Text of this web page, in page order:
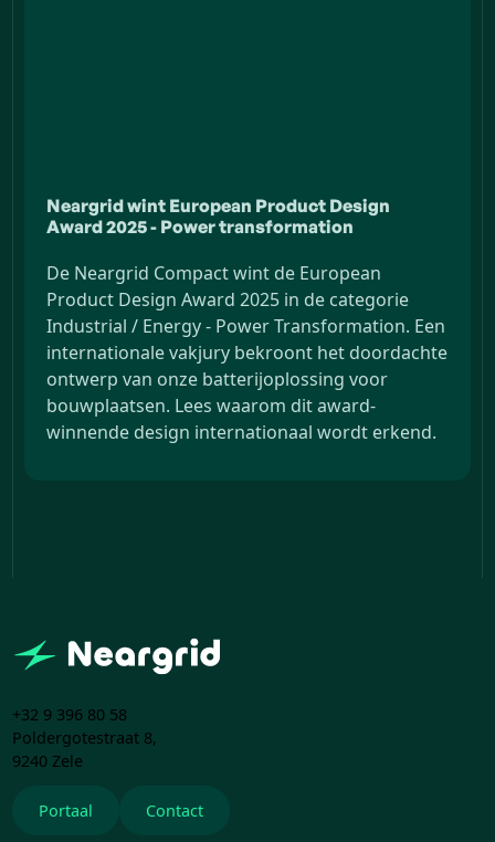
Neargrid wint European Product Design
Award 2025 - Power transformation
De Neargrid Compact wint de European
Product Design Award 2025 in de categorie
Industrial / Energy - Power Transformation. Een
internationale vakjury bekroont het doordachte
ontwerp van onze batterijoplossing voor
bouwplaatsen. Lees waarom dit award-
winnende design internationaal wordt erkend.
+32 9 396 80 58
Poldergotestraat 8,
9240 Zele
Portaal Contact